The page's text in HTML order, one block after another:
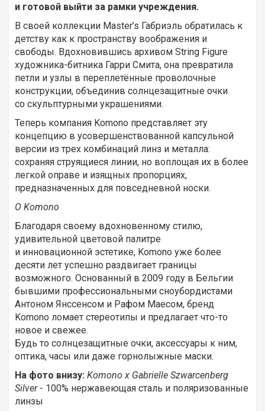
и готовой выйти за рамки учреждения.
В своей коллекции Master’s Габриэль обратилась к
детству как к пространству воображения и
свободы. Вдохновившись архивом String Figure
художника-битника Гарри Смита, она превратила
петли и узлы в переплетённые проволочные
конструкции, объединив солнцезащитные очки
со скульптурными украшениями.
Теперь компания Komono представляет эту
концепцию в усовершенствованной капсульной
версии из трех комбинаций линз и металла:
сохраняя струящиеся линии, но воплощая их в более
легкой оправе и изящных пропорциях,
предназначенных для повседневной носки.
О Komono
Благодаря своему вдохновенному стилю,
удивительной цветовой палитре
и инновационной эстетике, Komono уже более
десяти лет успешно раздвигает границы
возможного. Основанный в 2009 году в Бельгии
бывшими профессиональными сноубордистами
Антоном Янссенсом и Рафом Маесом, бренд
Komono ломает стереотипы и предлагает что-то
новое и свежее.
Будь то солнцезащитные очки, аксессуары к ним,
оптика, часы или даже горнолыжные маски.
На фото внизу: Komono х Gabrielle Szwarcenberg
Silver- 100% нержавеющая сталь и поляризованные
линзы